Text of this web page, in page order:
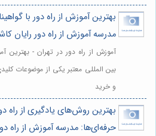
بهترین آموزش از راه دور با
مدرسه آموزش از راه دور رایان
آموزش از راه دور در تهران - بهترین
بین المللی معتبر یکی از موضوعات
و خرید
بهترین روش‌های یادگیری از راه
حرفه‌ای‌ها: مدرسه آموزش از راه